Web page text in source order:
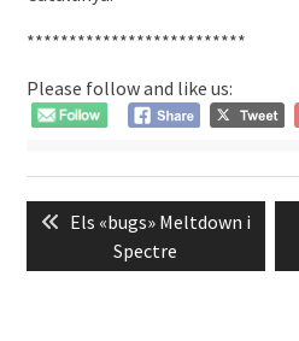
**************************
Please follow and like us:
d'entrades
Previous
Els «bugs» Meltdown i
Spectre